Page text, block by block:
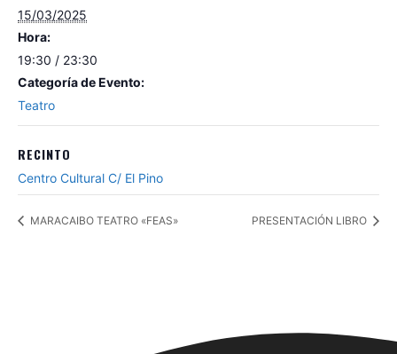
15/03/2025
Hora:
19:30 / 23:30
Categoría de Evento:
Teatro
RECINTO
Centro Cultural C/ El Pino
MARACAIBO TEATRO «FEAS» PRESENTACIÓN LIBRO